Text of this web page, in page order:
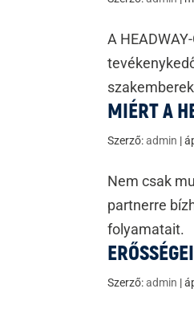
A
MIÉRT A
Szerző:admin |
Nem csak
partnerre
folyamatait.
Szerző:admin |